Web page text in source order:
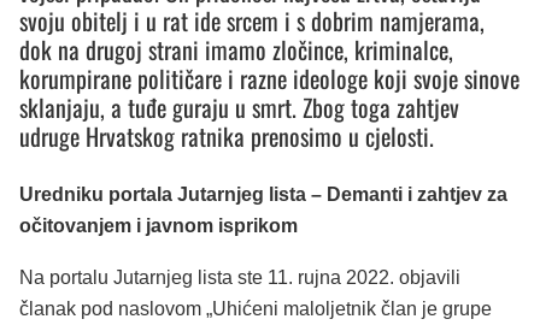
svoju obitelj i u rat ide srcem i s dobrim namjerama,
dok na drugoj strani imamo zločince, kriminalce,
korumpirane političare i razne ideologe koji svoje sinove
sklanjaju, a tuđe guraju u smrt. Zbog toga zahtjev
udruge Hrvatskog ratnika prenosimo u cjelosti.
Uredniku portala Jutarnjeg lista – Demanti i zahtjev za
očitovanjem i javnom isprikom
Na portalu Jutarnjeg lista ste 11. rujna 2022. objavili
članak pod naslovom „Uhićeni maloljetnik član je grupe